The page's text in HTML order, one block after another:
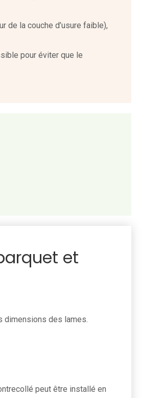
de la couche d’usure faible),
pour éviter que le
et
dimensions des lames.
peut être installé en